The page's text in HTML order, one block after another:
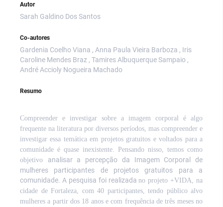
Autor
Sarah Galdino Dos Santos
Co-autores
Gardenia Coelho Viana , Anna Paula Vieira Barboza , Iris
Caroline Mendes Braz , Tamires Albuquerque Sampaio ,
André Accioly Nogueira Machado
Resumo
Compreender e investigar sobre a imagem corporal é algo
frequente na literatura por diversos períodos, mas compreender e
investigar essa temática em projetos gratuitos e voltados para a
comunidade é quase inexistente. Pensando nisso, temos como
objetivo analisar a percepção da Imagem Corporal de
mulheres participantes de projetos gratuitos para a
comunidade. A pesquisa foi realizada no projeto +VIDA, na
cidade de Fortaleza, com 40 participantes, tendo público alvo
mulheres a partir dos 18 anos e com frequência de três meses no